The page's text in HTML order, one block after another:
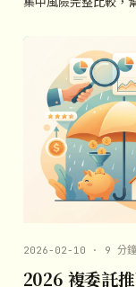
2026-02-10 · 9 分鐘
2026 複委託